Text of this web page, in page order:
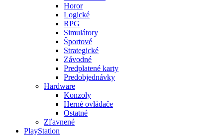
Horor
Logické
RPG
Simulátory
Športové
Strategické
Závodné
Predplatené karty
Predobjednávky
Hardware
Konzoly
Herné ovládače
Ostatné
Zľavnené
PlayStation